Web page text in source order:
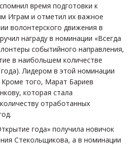
время подготовки к
Играм и отметил их важное
волонтерского движения в
награду в номинации «Всегда
событийного направления,
в наибольшем количестве
Лидером в этой номинации
Кроме того, Марат Бариев
которая стала
отработанных
года» получила новичок
Стекольщикова, а в номинации